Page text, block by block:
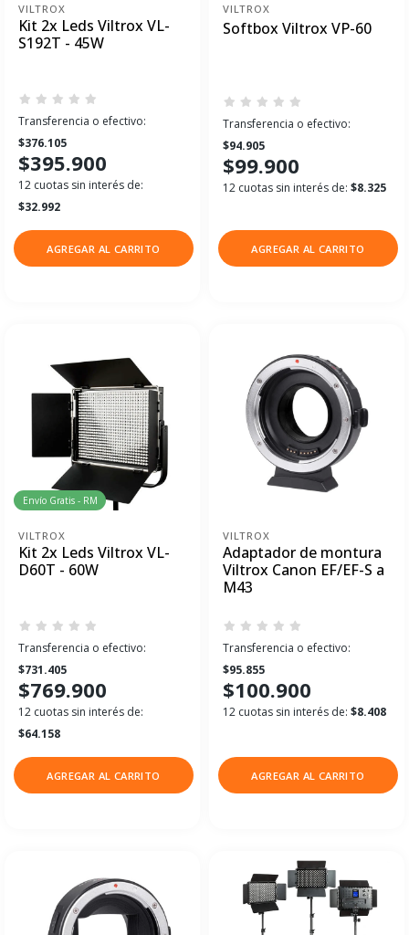
VILTROX
Kit 2x Leds Viltrox VL-
S192T - 45W
Transferencia o efectivo:
$376.105
$395.900
12 cuotas sin interés de:
$32.992
AGREGAR AL CARRITO
VILTROX
Softbox Viltrox VP-60
Transferencia o efectivo:
$94.905
$99.900
12 cuotas sin interés de: $8.325
AGREGAR AL CARRITO
Envío Gratis - RM
VILTROX
Kit 2x Leds Viltrox VL-
D60T - 60W
Transferencia o efectivo:
$731.405
$769.900
12 cuotas sin interés de:
$64.158
AGREGAR AL CARRITO
VILTROX
Adaptador de montura
Viltrox Canon EF/EF-S a
M43
Transferencia o efectivo:
$95.855
$100.900
12 cuotas sin interés de: $8.408
AGREGAR AL CARRITO